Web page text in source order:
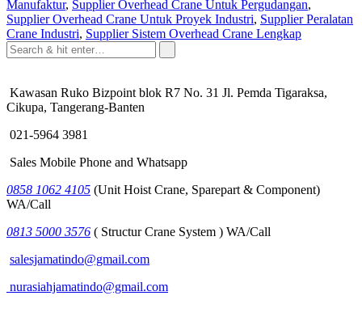
Manufaktur, Supplier Overhead Crane Untuk Pergudangan,
Supplier Overhead Crane Untuk Proyek Industri, Supplier Peralatan
Crane Industri, Supplier Sistem Overhead Crane Lengkap
Kawasan Ruko Bizpoint blok R7 No. 31 Jl. Pemda Tigaraksa,
Cikupa, Tangerang-Banten
021-5964 3981
Sales Mobile Phone and Whatsapp
0858 1062 4105 (Unit Hoist Crane, Sparepart & Component)
WA/Call
0813 5000 3576 ( Structur Crane System ) WA/Call
salesjamatindo@gmail.com
nurasiahjamatindo@gmail.com